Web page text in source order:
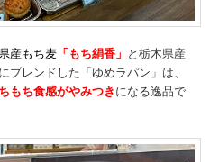
産もち麦 「もち絹香」 と栃木県産
ブレンドした「ゆめラパン」は、
もち食感がやみつきになる逸品で